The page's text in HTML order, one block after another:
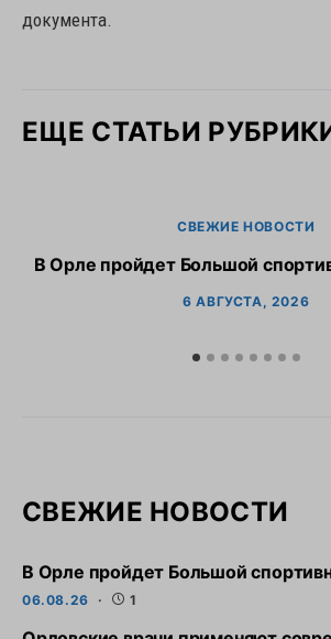
документа.
ЕЩЕ СТАТЬИ
СВЕЖИЕ НОВОСТИ
В Орле пройдет Большой
6 АВГУСТА, 2026
СВЕЖИЕ НОВОСТИ
В Орле пройдет Большой
06.08.26 1